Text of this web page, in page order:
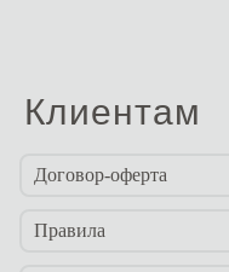
Клиентам
Договор-оферта
Правила